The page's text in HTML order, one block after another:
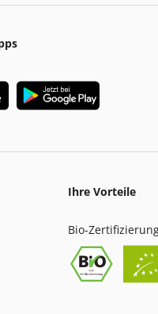
Ihre Vorteile
Bio-